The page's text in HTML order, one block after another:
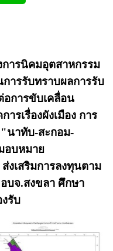
ารนิคมอุตสาหกรรม
ารรับทราบผลการรับ
การขับเคลื่อน
รเรื่องผังเมือง การ
นาทับ-สะกอม-
อบหมาย
งเสริมการลงทุนตาม
บจ.สงขลา ศึกษา
รับ